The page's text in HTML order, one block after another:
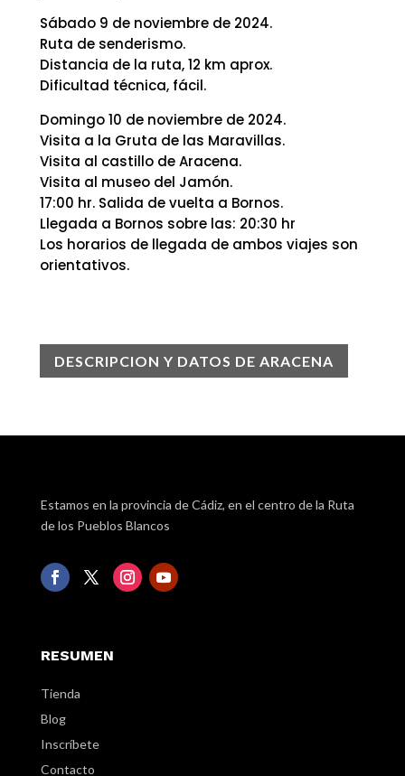
Sábado 9 de noviembre de 2024.
Ruta de senderismo.
Distancia de la ruta, 12 km aprox.
Dificultad técnica, fácil.
Domingo 10 de noviembre de 2024.
Visita a la Gruta de las Maravillas.
Visita al castillo de Aracena.
Visita al museo del Jamón.
17:00 hr. Salida de vuelta a Bornos.
Llegada a Bornos sobre las: 20:30 hr
Los horarios de llegada de ambos viajes son
orientativos.
DESCRIPCION Y DATOS DE ARACENA
Estamos en la provincia de Cádiz, en el centro de la Ruta
de los Pueblos Blancos
RESUMEN
Tienda
Blog
Inscríbete
Contacto